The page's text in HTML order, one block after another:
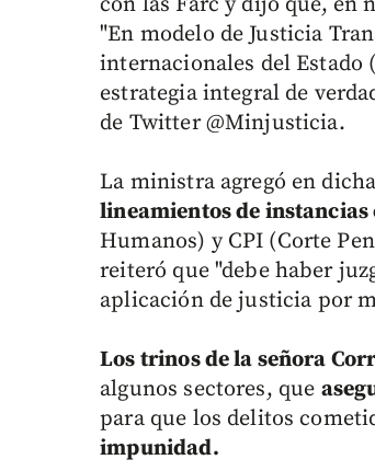
"En modelo de Justicia
internacionales del
estrategia integral de
de Twitter @Minjusticia.
La ministra agregó en
lineamientos de instancias
Humanos) y CPI (Corte
reiteró que "debe haber
aplicación de justicia por
Los trinos de la señora
algunos sectores, que
para que los delitos
impunidad.